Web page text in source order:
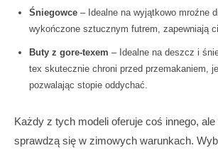
Śniegowce – Idealne na wyjątkowo mroźne
wykończone sztucznym futrem, zapewniają
Buty z gore-texem – Idealne na deszcz i
tex skutecznie chroni przed przemakaniem,
pozwalając stopie oddychać.
Każdy z tych modeli oferuje coś innego,
sprawdzą się w zimowych warunkach.